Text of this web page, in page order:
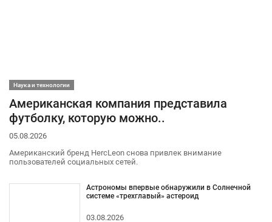
Наука и технологии
Американская компания представила
футболку, которую можно..
05.08.2026
Американский бренд HercLeon снова привлек внимание
пользователей социальных сетей.
Астрономы впервые обнаружили в Солнечной
системе «трехглавый» астероид
03.08.2026